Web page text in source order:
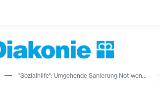
"Sozialhilfe": Umgehende Sanierung Not-wen...